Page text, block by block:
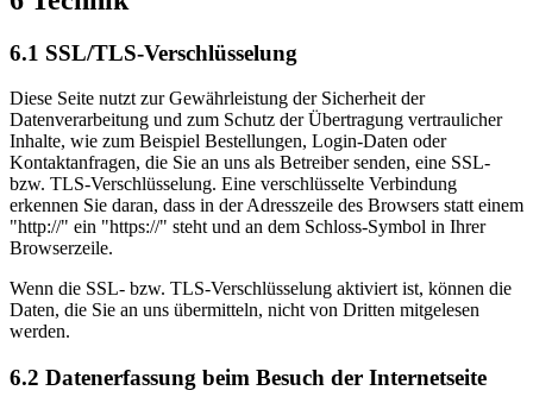
6.1 SSL/TLS-Verschlüsselung
Diese Seite nutzt zur Gewährleistung der Sicherheit der
Datenverarbeitung und zum Schutz der Übertragung vertraulicher
Inhalte, wie zum Beispiel Bestellungen, Login-Daten oder
Kontaktanfragen, die Sie an uns als Betreiber senden, eine SSL-
bzw. TLS-Verschlüsselung. Eine verschlüsselte Verbindung
erkennen Sie daran, dass in der Adresszeile des Browsers statt einem
"http://" ein "https://" steht und an dem Schloss-Symbol in Ihrer
Browserzeile.
Wenn die SSL- bzw. TLS-Verschlüsselung aktiviert ist, können die
Daten, die Sie an uns übermitteln, nicht von Dritten mitgelesen
werden.
6.2 Datenerfassung beim Besuch der Internetseite